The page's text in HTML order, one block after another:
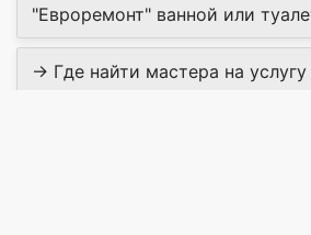
"Евроремонт" ванной или
→ Где найти мастера на